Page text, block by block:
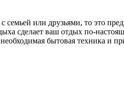
или друзьями, то это
сделает ваш отдых по-
бытовая техника и